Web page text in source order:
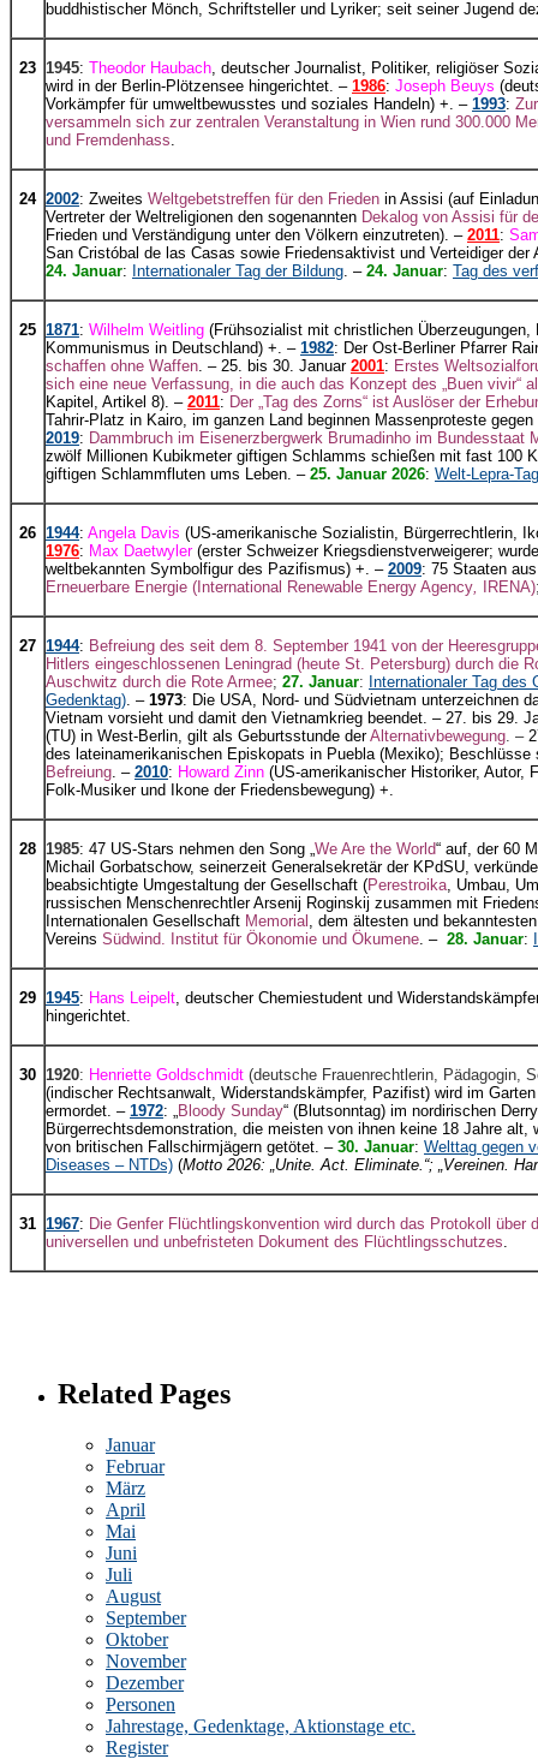
buddhistischer Mönch, Schriftsteller und Lyriker; seit seiner Jugend
23 1945: Theodor Haubach , deutscher Journalist, Politiker, religiöser
wird in der Berlin-Plötzensee hingerichtet. – 1986: Joseph Beuys
Vorkämpfer für umweltbewusstes und soziales Handeln) +. – 1993:
versammeln sich zur zentralen Veranstaltung in Wien rund 300.000
und Fremdenhass
24 2002: Zweites Weltgebetstreffen für den Frieden in Assisi (auf
Vertreter der Weltreligionen den sogenannten Dekalog von Assisi für
Frieden und Verständigung unter den Völkern einzutreten). – 2011:
San Cristóbal de las Casas sowie Friedensaktivist und Verteidiger
24. Januar: Internationaler Tag der Bildung . – 24. Januar: Tag des
25 1871: Wilhelm Weitling (Frühsozialist mit christlichen
Kommunismus in Deutschland) +. – 1982: Der Ost-Berliner Pfarrer
schaffen ohne Waffen . – 25. bis 30. Januar 2001: Erstes
sich eine neue Verfassung, in die auch das Konzept des „Buen vivir“
Kapitel, Artikel 8). – 2011: Der „Tag des Zorns“ ist Auslöser der
Tahrir-Platz in Kairo, im ganzen Land beginnen Massenproteste
2019: Dammbruch im Eisenerzbergwerk Brumadinho im Bundesstaat
zwölf Millionen Kubikmeter giftigen Schlamms schießen mit fast 100
giftigen Schlammfluten ums Leben. – 25. Januar 2026: Welt-Lepra-Tag
26 1944: Angela Davis (US-amerikanische Sozialistin, Bürgerrechtlerin,
1976: Max Daetwyler(erster Schweizer Kriegsdienstverweigerer;
weltbekannten Symbolfigur des Pazifismus) +. – 2009: 75 Staaten
Erneuerbare Energie (International Renewable Energy Agency
IRENA)
27 1944: Befreiung des seit dem 8. September 1941 von der
Hitlers eingeschlossenen Leningrad (heute St. Petersburg) durch die
Auschwitz durch die Rote Armee; 27. Januar: Internationaler Tag
Gedenktag) . – 1973: Die USA, Nord- und Südvietnam unterzeichnen
Vietnam vorsieht und damit den Vietnamkrieg beendet. – 27. bis 29.
(TU) in West-Berlin, gilt als Geburtsstunde derAlternativbewegung . –
des lateinamerikanischen Episkopats in Puebla (Mexiko);
Befreiung . – 2010: Howard Zinn (US-amerikanischer Historiker, Autor,
Folk-Musiker und Ikone der Friedensbewegung) +.
28 1985: 47 US-Stars nehmen den Song „ We Are the World“ auf, der 60
Michail Gorbatschow, seinerzeit Generalsekretär der KPdSU,
beabsichtigte Umgestaltung der Gesellschaft (Perestroika , Umbau,
russischen Menschenrechtler Arsenij Roginskij zusammen mit
Internationalen Gesellschaft Memorial
, dem ältesten und
Vereins Südwind. Institut für Ökonomie und Ökumene . – 28. Januar:
29 1945: Hans Leipelt , deutscher Chemiestudent und
hingerichtet.
30 1920: Henriette Goldschmidt (deutsche Frauenrechtlerin, Pädagogin,
(indischer Rechtsanwalt, Widerstandskämpfer, Pazifist) wird im
ermordet. – 1972: „ Bloody Sunday“ (Blutsonntag) im nordirischen
Bürgerrechtsdemonstration, die meisten von ihnen keine 18 Jahre
von britischen Fallschirmjägern getötet. – 30. Januar: Welttag gegen
Diseases – NTDs) (Motto 2026: „Unite. Act. Eliminate.“; „Vereinen.
31 1967: Die Genfer Flüchtlingskonvention wird durch das Protokoll
universellen und unbefristeten Dokument des Flüchtlingsschutzes
Related Pages
Januar
Februar
März
April
Mai
Juni
Juli
August
September
Oktober
November
Dezember
Personen
Jahrestage, Gedenktage, Aktionstage etc.
Register